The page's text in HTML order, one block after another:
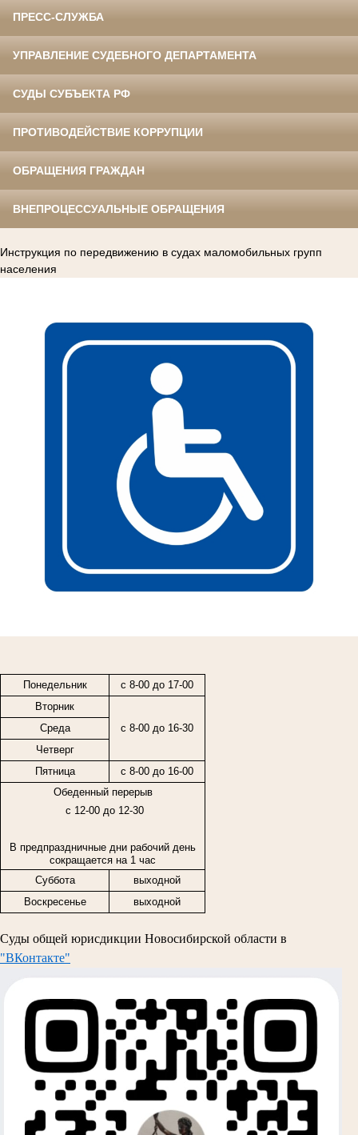
ПРЕСС-СЛУЖБА
УПРАВЛЕНИЕ СУДЕБНОГО ДЕПАРТАМЕНТА
СУДЫ СУБЪЕКТА РФ
ПРОТИВОДЕЙСТВИЕ КОРРУПЦИИ
ОБРАЩЕНИЯ ГРАЖДАН
ВНЕПРОЦЕССУАЛЬНЫЕ ОБРАЩЕНИЯ
Инструкция по передвижению в судах маломобильных групп
населения
Понедельник
с 8-00 до 17-00
Вторник
с 8-00 до 16-30
Среда
Четверг
Пятница
с 8-00 до 16-00
Обеденный перерыв
с 12-00 до 12-30
В предпраздничные дни рабочий день
сокращается на 1 час
Суббота
выходной
Воскресенье
выходной
Суды общей юрисдикции Новосибирской области в
"ВКонтакте"